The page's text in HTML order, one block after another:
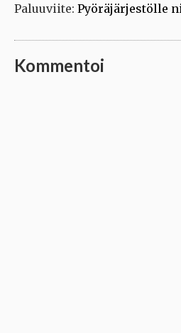
Paluuviite: Pyöräjärjestölle
Kommentoi